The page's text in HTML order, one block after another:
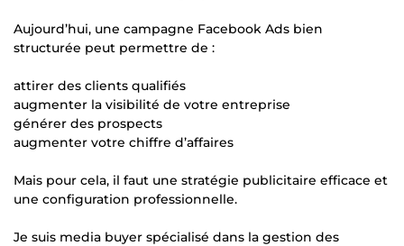
Aujourd’hui, une campagne Facebook Ads bien
structurée peut permettre de :
attirer des clients qualifiés
augmenter la visibilité de votre entreprise
générer des prospects
augmenter votre chiffre d’affaires
Mais pour cela, il faut une stratégie publicitaire efficace et
une configuration professionnelle.
Je suis media buyer spécialisé dans la gestion des